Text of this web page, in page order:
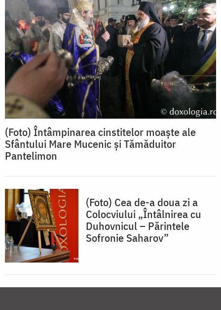
(Foto) Întâmpinarea cinstitelor moaște ale
Sfântului Mare Mucenic și Tămăduitor
Pantelimon
(Foto) Cea de-a doua zi a
Colocviului „Întâlnirea cu
Duhovnicul – Părintele
Sofronie Saharov”